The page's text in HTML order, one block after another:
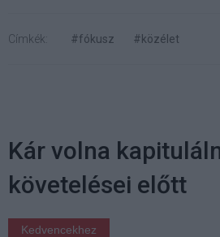
Címkék: #fókusz #közélet
Kár volna
követelései előtt
Kedvencekhez